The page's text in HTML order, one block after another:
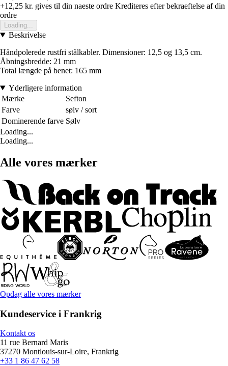
+12,25 kr. gives til din naeste ordre Krediteres efter bekraeftelse af din
ordre
Loading...
Beskrivelse
Håndpolerede rustfri stålkabler. Dimensioner: 12,5 og 13,5 cm.
Åbningsbredde: 21 mm
Total længde på benet: 165 mm
Yderligere information
Mærke
Sefton
Farve
sølv / sort
Dominerende farve Sølv
Loading...
Loading...
Alle vores mærker
Opdag alle vores mærker
Kundeservice i Frankrig
Kontakt os
11 rue Bernard Maris
37270 Montlouis-sur-Loire, Frankrig
+33 1 86 47 62 58